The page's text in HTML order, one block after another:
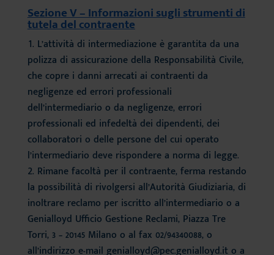
Sezione V – Informazioni sugli strumenti di
tutela del contraente
L’attività di intermediazione è garantita da una
polizza di assicurazione della Responsabilità Civile,
che copre i danni arrecati ai contraenti da
negligenze ed errori professionali
dell’intermediario o da negligenze, errori
professionali ed infedeltà dei dipendenti, dei
collaboratori o delle persone del cui operato
l’intermediario deve rispondere a norma di legge.
Rimane facoltà per il contraente, ferma restando
la possibilità di rivolgersi all’Autorità Giudiziaria, di
inoltrare reclamo per iscritto all’intermediario o a
Genialloyd Ufficio Gestione Reclami, Piazza Tre
Torri, 3 – 20145 Milano o al fax 02/94340088, o
all’indirizzo e-mail genialloyd@pec.genialloyd.it o a